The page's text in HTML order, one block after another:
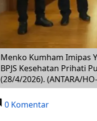
Menko Kumham Imipas
BPJS Kesehatan Prihati
(28/4/2026). (ANTARA/
0 Komentar